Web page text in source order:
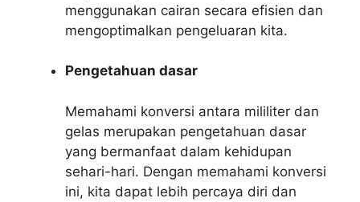
menggunakan cairan secara efisien dan
mengoptimalkan pengeluaran kita.
Pengetahuan dasar
Memahami konversi antara mililiter dan
gelas merupakan pengetahuan dasar
yang bermanfaat dalam kehidupan
sehari-hari. Dengan memahami konversi
ini, kita dapat lebih percaya diri dan